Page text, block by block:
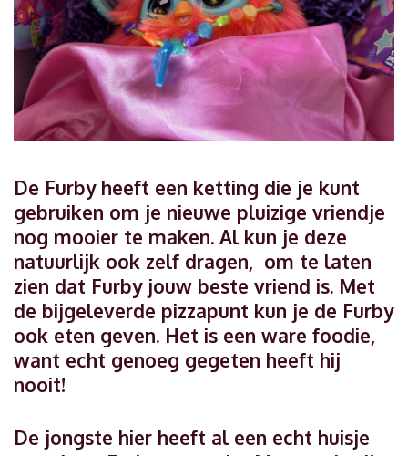
De Furby heeft een ketting die je kunt
gebruiken om je nieuwe pluizige vriendje
nog mooier te maken. Al kun je deze
natuurlijk ook zelf dragen, om te laten
zien dat Furby jouw beste vriend is. Met
de bijgeleverde pizzapunt kun je de Furby
ook eten geven. Het is een ware foodie,
want echt genoeg gegeten heeft hij
nooit!
De jongste hier heeft al een echt huisje